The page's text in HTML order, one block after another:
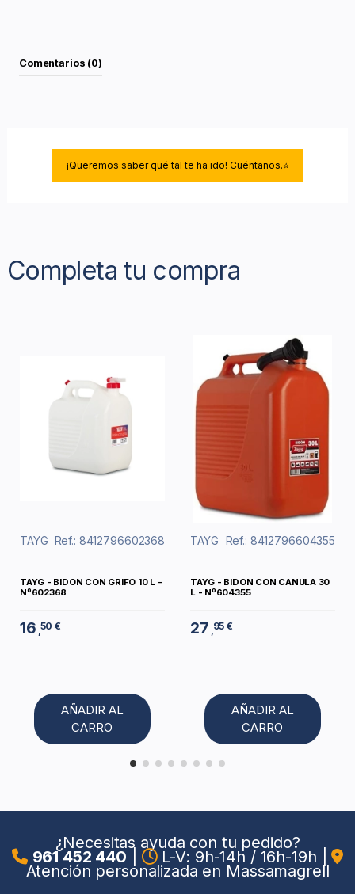
Comentarios (0)
¡Queremos saber qué tal te ha ido! Cuéntanos.⭐
Completa tu compra
TAYG Ref.: 8412796602368
TAYG - BIDON CON GRIFO 10 L -
Nº602368
16 ,50 €
AÑADIR AL
CARRO
TAYG Ref.: 8412796604355
TAYG - BIDON CON CANULA 30
L - Nº604355
27 95 €
AÑADIR AL
CARRO
¿Necesitas ayuda con tu pedido?
961 452 440 L-V: 9h-14h / 16h-19h
Atención personalizada en Massamagrell